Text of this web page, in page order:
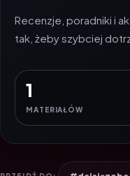
Recenzje, poradniki i
tak, żeby szybciej
1
MATERIAŁÓW